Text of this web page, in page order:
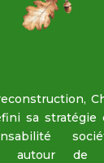
sa stratégie
autour de